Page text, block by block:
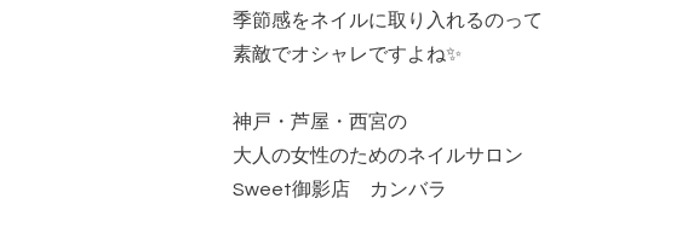
季節感をネイルに取り入れるのって
素敵でオシャレですよね✨
神戸・芦屋・西宮の
大人の女性のためのネイルサロン
Sweet御影店 カンバラ